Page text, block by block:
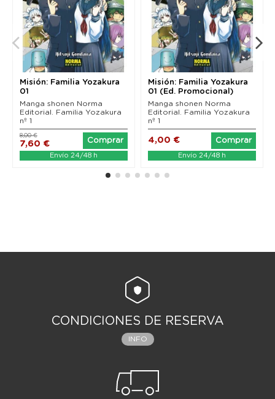
Misión: Familia Yozakura
01
Manga shonen Norma
Editorial. Familia Yozakura
nº 1
7,60 €
8,00 €
Comprar
Envío 24/48 h
Misión: Familia Yozakura
01 (Ed. Promocional)
Manga shonen Norma
Editorial. Familia Yozakura
nº 1
4,00 € Comprar
Envío 24/48 h
CONDICIONES DE RESERVA
INFO